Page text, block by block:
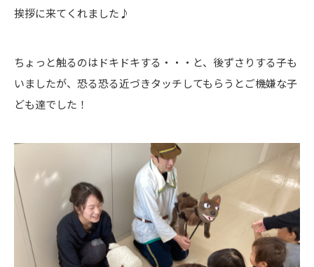
挨拶に来てくれました♪
ちょっと触るのはドキドキする・・・と、後ずさりする子も
いましたが、恐る恐る近づきタッチしてもらうとご機嫌な子
ども達でした！